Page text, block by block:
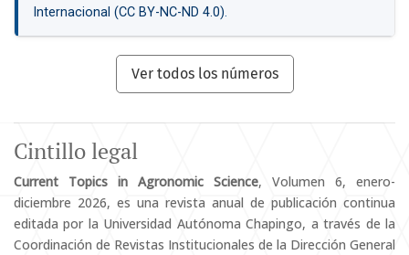
Internacional (CC BY-NC-ND 4.0).
Ver todos los números
Cintillo legal
Current Topics in Agronomic Science, Volumen 6, enero-
diciembre 2026, es una revista anual de publicación continua
editada por la Universidad Autónoma Chapingo, a través de la
Coordinación de Revistas Institucionales de la Dirección General